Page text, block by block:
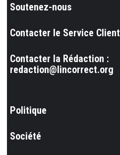
Soutenez-nous
Contacter le Service Client
Contacter la Rédaction :
redaction@lincorrect.org
Politique
Société